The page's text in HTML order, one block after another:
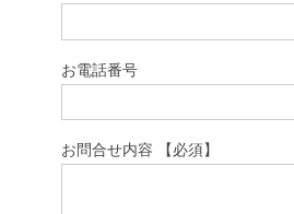
お電話番号
お問合せ内容 【必須】